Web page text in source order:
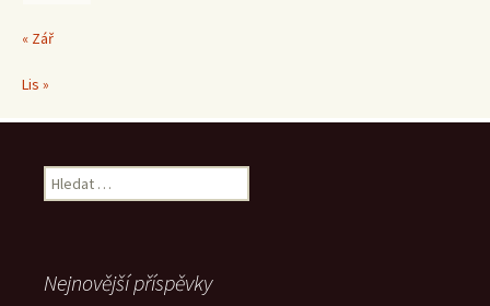
« Zář
Lis »
Vyhledávání
Nejnovější příspěvky